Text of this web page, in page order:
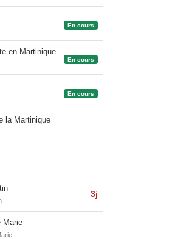
En cours
en Martinique
En cours
En cours
la Martinique
3j
Marie